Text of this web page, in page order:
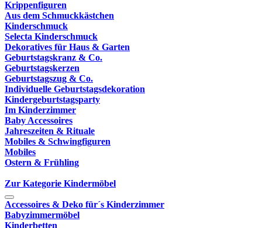
Krippenfiguren
Aus dem Schmuckkästchen
Kinderschmuck
Selecta Kinderschmuck
Dekoratives für Haus & Garten
Geburtstagskranz & Co.
Geburtstagskerzen
Geburtstagszug & Co.
Individuelle Geburtstagsdekoration
Kindergeburtstagsparty
Im Kinderzimmer
Baby Accessoires
Jahreszeiten & Rituale
Mobiles & Schwingfiguren
Mobiles
Ostern & Frühling
Zur Kategorie Kindermöbel
Accessoires & Deko für´s Kinderzimmer
Babyzimmermöbel
Kinderbetten